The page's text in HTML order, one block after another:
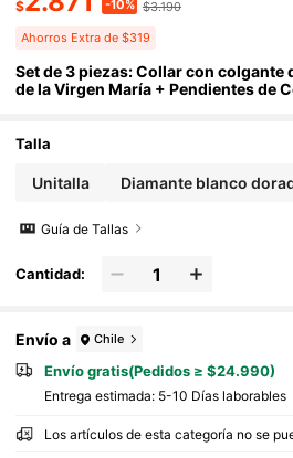
$ -10% $3.190
Ahorros Extra de $319
Set de 3 piezas: Collar con colgante
de la Virgen María + Pendientes de
ética, adecuado para bodas de
Madre (los pasadores de los
iles de doblar pero se pueden
Talla
Unitalla Diamante blanco
Guía de Tallas
Cantidad:
Envío a Chile
Envío gratis(Pedidos ≥ $24.990)
Entrega estimada: 5-10 Días laborables
Los artículos de esta categoría no se